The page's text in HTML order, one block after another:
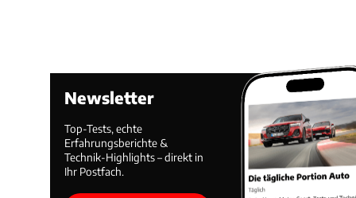
Newsletter
Top-Tests, echte
Erfahrungsberichte &
Technik-Highlights – direkt in
Ihr Postfach.